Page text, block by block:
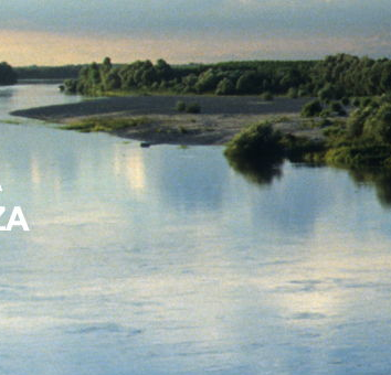
al
contenuto
principale